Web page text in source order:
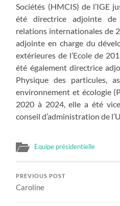
Sociétés (HMCIS) de l’IGE
été directrice adjointe de
relations internationales de
adjointe en charge du
extérieures de l’Ecole de
été également directrice
Physique des particules,
environnement et écologie
2020 à 2024, elle a été
conseil d’administration de
Equipe présidentielle
PREVIOUS POST
Caroline